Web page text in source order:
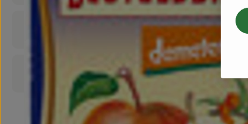
Produktdatenblatt